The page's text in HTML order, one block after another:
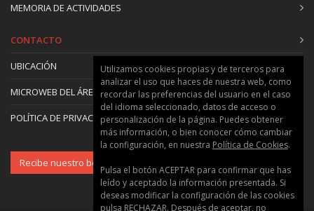
MEMORIA DE ACTIVIDADES
CONTACTO
UBICACIÓN
MICROWEB DEL ÁREA
POLÍTICA DE PRIVACIDAD Y COOKIES
Recibe nuestro boletín
Utilizamos cookies propias y de terceros para
analizar el uso que haces de nuestra web, como
recordar las preferencias del usuario en el caso
del idioma seleccionado, datos de acceso o
personalización de la página. Puedes obtener
más información, o bien conocer cómo cambiar
la configuración, en nuestra Política de Cookies.
Pulsa el botón ACEPTAR para confirmar que has
leído y aceptado la información presentada. Si
deseas modificar la configuración de las cookies
pulsa RECHAZAR. Después de aceptar, no